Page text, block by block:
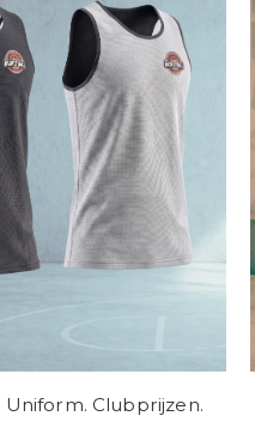
Uniform. Clubprijzen.